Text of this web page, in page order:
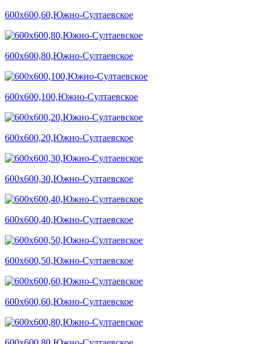
600х600,60,Южно-Султаевское
600х600,80,Южно-Султаевское
600х600,100,Южно-Султаевское
600х600,20,Южно-Султаевское
600х600,30,Южно-Султаевское
600х600,40,Южно-Султаевское
600х600,50,Южно-Султаевское
600х600,60,Южно-Султаевское